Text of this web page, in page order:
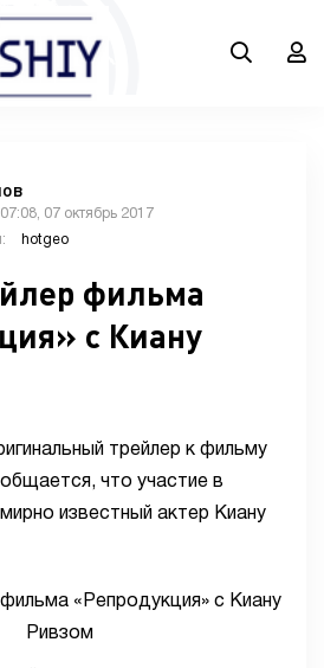
07 октябрь 2017
hotgeo
фильма
с Киану
трейлер к фильму
что участие в
известный актер Киану